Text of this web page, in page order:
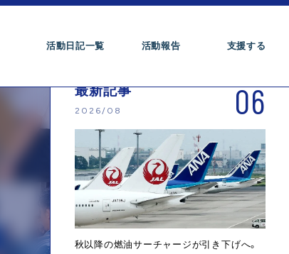
活動日記一覧 活動報告 支援する
最新記事
2026/08 06
秋以降の燃油サーチャージが引き下げへ。